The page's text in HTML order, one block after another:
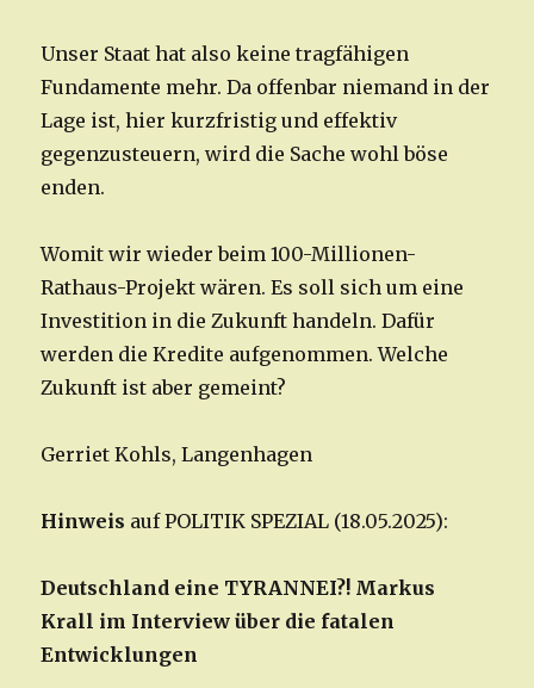
Unser Staat hat also keine tragfähigen
Fundamente mehr. Da offenbar niemand in der
Lage ist, hier kurzfristig und effektiv
gegenzusteuern, wird die Sache wohl böse
enden.
Womit wir wieder beim 100-Millionen-
Rathaus-Projekt wären. Es soll sich um eine
Investition in die Zukunft handeln. Dafür
werden die Kredite aufgenommen. Welche
Zukunft ist aber gemeint?
Gerriet Kohls, Langenhagen
Hinweis auf POLITIK SPEZIAL (18.05.2025):
Deutschland eine TYRANNEI?! Markus
Krall im Interview über die fatalen
Entwicklungen